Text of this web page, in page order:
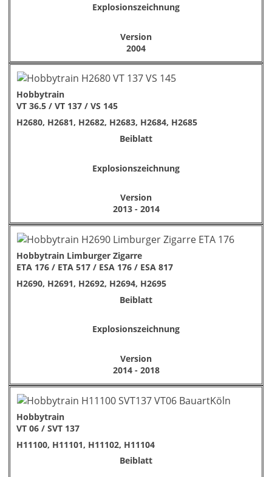
Explosionszeichnung
Version
2004
Hobbytrain
VT 36.5 / VT 137 / VS 145
H2680, H2681, H2682, H2683, H2684, H2685
Beiblatt
Explosionszeichnung
Version
2013 - 2014
Hobbytrain Limburger Zigarre
ETA 176 / ETA 517 / ESA 176 / ESA 817
H2690, H2691, H2692, H2694, H2695
Beiblatt
Explosionszeichnung
Version
2014 - 2018
Hobbytrain
VT 06 / SVT 137
H11100, H11101, H11102, H11104
Beiblatt